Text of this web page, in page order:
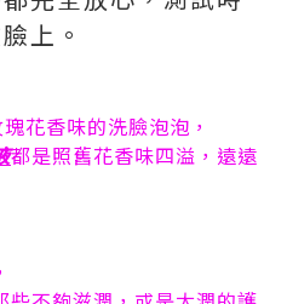
上。
花香味的洗臉泡泡，
都是照舊花香味四溢 ，遠遠